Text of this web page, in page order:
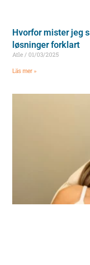
Hvorfor mister jeg
løsninger forklart
Atle 01/03/2025
Läs mer »